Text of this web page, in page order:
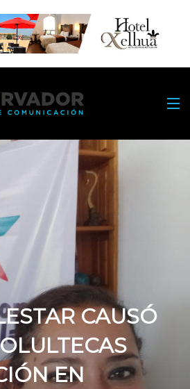
CAUSÓ
EN